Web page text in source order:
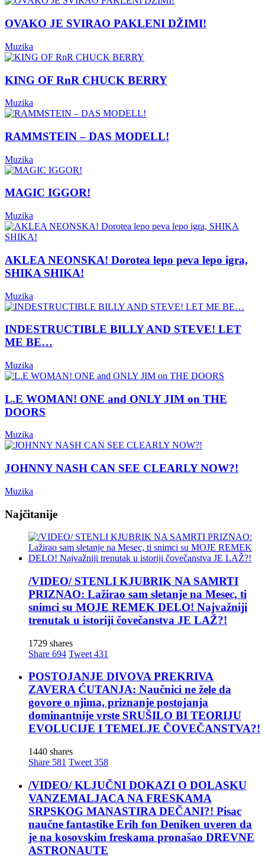
OVAKO JE SVIRAO PAKLENI DŽIMI!
Muzika
KING OF RnR CHUCK BERRY
Muzika
RAMMSTEIN – DAS MODELL!
Muzika
MAGIC IGGOR!
Muzika
AKLEA NEONSKA! Dorotea lepo peva lepo igra,
SHIKA SHIKA!
Muzika
INDESTRUCTIBLE BILLY AND STEVE! LET
ME BE…
Muzika
L.E WOMAN! ONE and ONLY JIM on THE
DOORS
Muzika
JOHNNY NASH CAN SEE CLEARLY NOW?!
Muzika
Najčitanije
/VIDEO/ STENLI KJUBRIK NA SAMRTI
PRIZNAO: Lažirao sam sletanje na Mesec, ti
snimci su MOJE REMEK DELO! Najvažniji
trenutak u istoriji čovečanstva JE LAŽ?!
1729 shares
Share 694 Tweet 431
POSTOJANJE DIVOVA PREKRIVA
ZAVERA ĆUTANJA: Naučnici ne žele da
govore o njima, priznanje postojanja
dominantnije vrste SRUŠILO BI TEORIJU
EVOLUCIJE I TEMELJE ČOVEČANSTVA?!
1440 shares
Share 581 Tweet 358
/VIDEO/ KLJUČNI DOKAZI O DOLASKU
VANZEMALJACA NA FRESKAMA
SRPSKOG MANASTIRA DEČANI?! Pisac
naučne fantastike Erih fon Deniken uveren da
je na kosovskim freskama pronašao DREVNE
ASTRONAUTE